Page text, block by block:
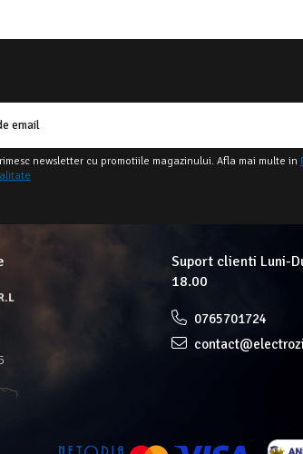
newsletter cu promotiile magazinului. Afla mai multe in
Suport clienti Luni-
18.00
0765701724